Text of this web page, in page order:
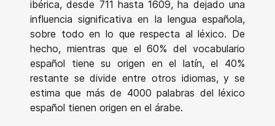
ibérica, desde 711 hasta 1609, ha dejado una
influencia significativa en la lengua española,
sobre todo en lo que respecta al léxico. De
hecho, mientras que el 60% del vocabulario
español tiene su origen en el latín, el 40%
restante se divide entre otros idiomas, y se
estima que más de 4000 palabras del léxico
español tienen origen en el árabe.